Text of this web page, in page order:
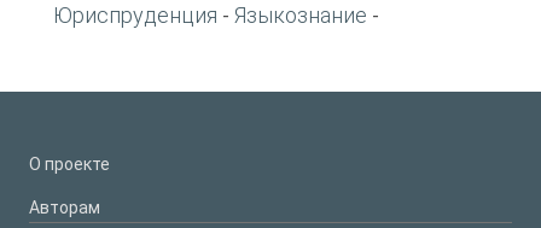
Юриспруденция - Языкознание -
О проекте
Авторам